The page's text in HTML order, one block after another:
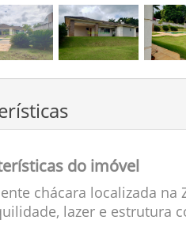
do imóvel
chácara localizada
lazer e estrutura